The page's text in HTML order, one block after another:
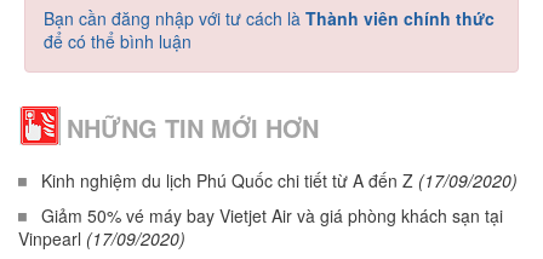
Bạn cần đăng nhập với tư cách là Thành viên chính thức
để có thể bình luận
NHỮNG TIN MỚI HƠN
Kinh nghiệm du lịch Phú Quốc chi tiết từ A đến Z (17/09/2020)
Giảm 50% vé máy bay Vietjet Air và giá phòng khách sạn tại
Vinpearl (17/09/2020)